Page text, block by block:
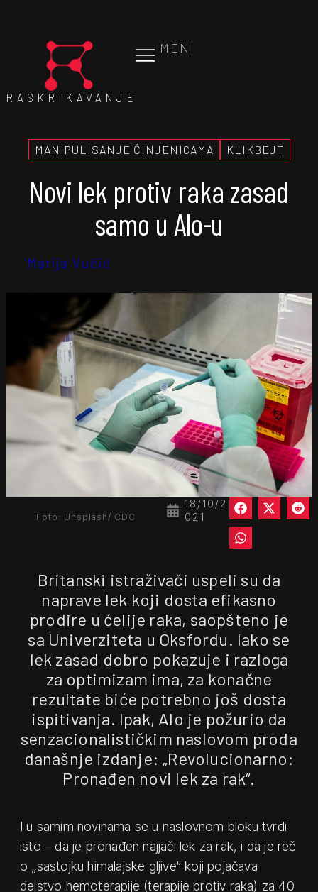
MENI
RASKRIKAVANJE
MANIPULISANJE ČINJENICAMA KLIKBEJT
Novi lek protiv raka zasad
samo u Alo-u
Marija Vučić
18/10/2
021
Foto: Unsplash/ CDC
Britanski istraživači uspeli su da
naprave lek koji dosta efikasno
prodire u ćelije raka, saopšteno je
sa Univerziteta u Oksfordu. Iako se
lek zasad dobro pokazuje i razloga
za optimizam ima, za konačne
rezultate biće potrebno još dosta
ispitivanja. Ipak, Alo je požurio da
senzacionalističkim naslovom proda
današnje izdanje: „Revolucionarno:
Pronađen novi lek za rak“.
I u samim novinama se u naslovnom bloku tvrdi
isto – da je pronađen najjači lek za rak, i da je reč
o „sastojku himalajske gljive“ koji pojačava
dejstvo hemoterapije (terapije protiv raka) za 40